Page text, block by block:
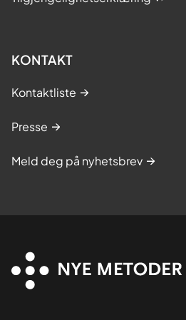
KONTAKT
Kontaktliste
Presse
Meld deg på nyhetsbrev